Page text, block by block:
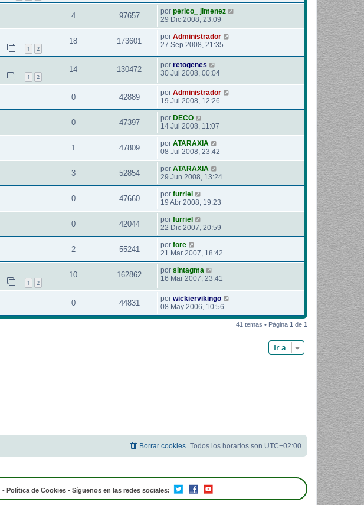
4 97657 por perico_ jimenez
29 Dic 2008, 23:09
1 2
18 173601 por Administrador
27 Sep 2008, 21:35
1 2
14 130472 por retogenes
30 Jul 2008, 00:04
0 42889 por Administrador
19 Jul 2008, 12:26
0 47397 por DECO
14 Jul 2008, 11:07
1 47809 por ATARAXIA
08 Jul 2008, 23:42
3 52854 por ATARAXIA
29 Jun 2008, 13:24
0 47660 por furriel
19 Abr 2008, 19:23
0 42044 por furriel
22 Dic 2007, 20:59
2 55241 por fore
21 Mar 2007, 18:42
1 2
10 162862 por sintagma
16 Mar 2007, 23:41
0 44831 por wickiervikingo
08 May 2006, 10:56
41 temas • Página 1 de 1
Ir a
Todos los horarios son UTC+02:00
Borrar cookies
- Política de Cookies - Síguenos en las redes sociales: